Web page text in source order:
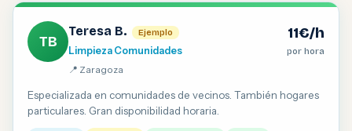
TB
Teresa B. Ejemplo
Limpieza Comunidades
📍 Zaragoza
11€/h
por hora
Especializada en comunidades de vecinos. También hogares
particulares. Gran disponibilidad horaria.